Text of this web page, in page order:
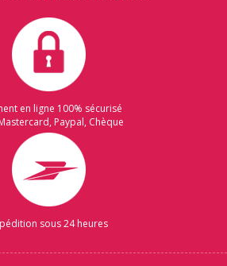
en ligne 100% sécurisé
Paypal, Chèque
sous 24 heures